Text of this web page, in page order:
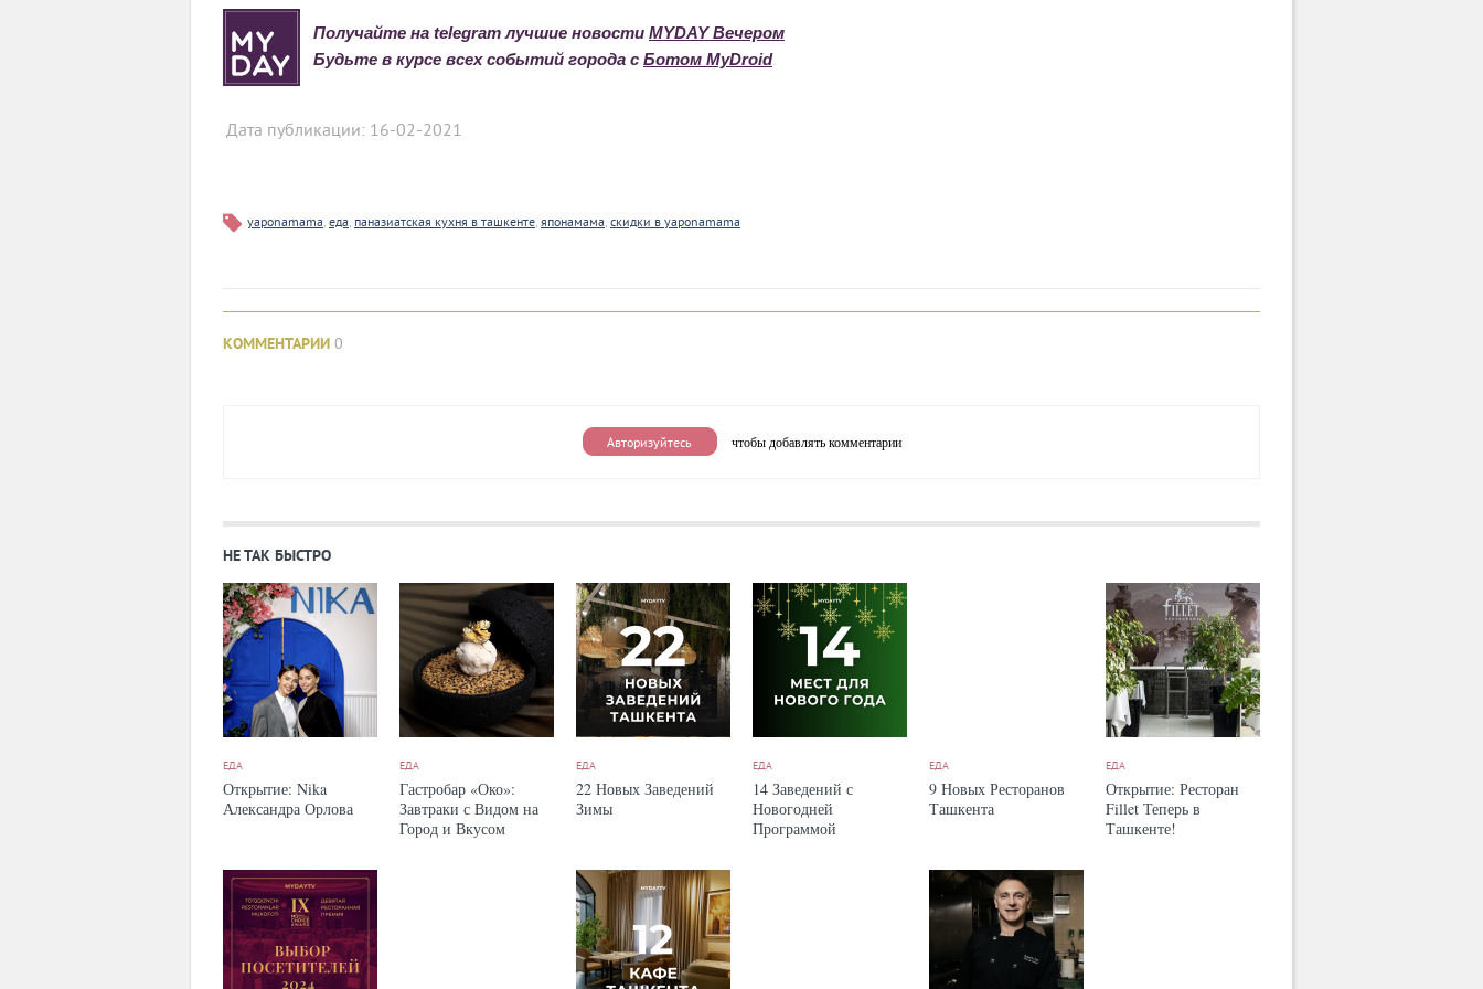
Получайте на telegram лучшие новости MYDAY Вечером
Будьте в курсе всех событий города с Ботом MyDroid
Дата публикации: 16-02-2021
yaponamama, еда, паназиатская кухня в ташкенте, японамама, скидки в yaponamama
КОММЕНТАРИИ 0
Авторизуйтесь чтобы добавлять комментарии
НЕ ТАК БЫСТРО
ЕДА
Открытие: Nika
Александра Орлова
ЕДА
Гастробар «Око»:
Завтраки с Видом на
Город и Вкусом
ЕДА
22 Новых Заведений
Зимы
ЕДА
14 Заведений с
Новогодней
Программой
ЕДА
9 Новых Ресторанов
Ташкента
ЕДА
Открытие: Ресторан
Fillet Теперь в
Ташкенте!